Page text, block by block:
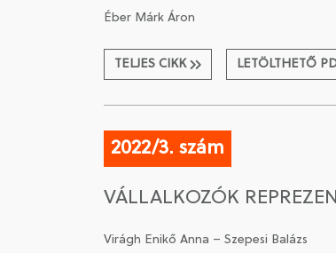
Éber Márk Áron
TELJES CIKK LETÖLTHETŐ
2022/3. szám
VÁLLALKOZÓK
Virágh Enikő Anna – Szepesi Balázs